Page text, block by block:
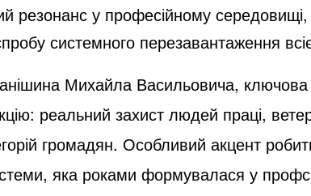
резонанс у професійному
системного перезавантаження
Михайла Васильовича, ключова
реальний захист людей праці,
громадян. Особливий акцент
яка роками формувалася у